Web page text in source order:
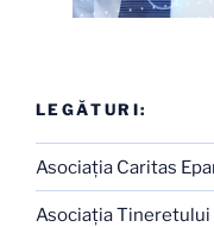
LEGĂTURI:
Asociaţia Caritas
Asociaţia Tineretului